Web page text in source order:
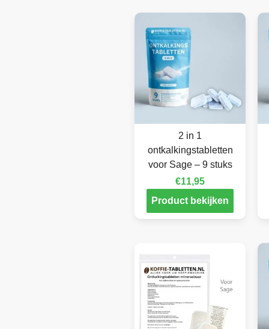
2 in 1
ontkalkingstabletten
voor Sage – 9 stuks
€11,95
Product bekijken